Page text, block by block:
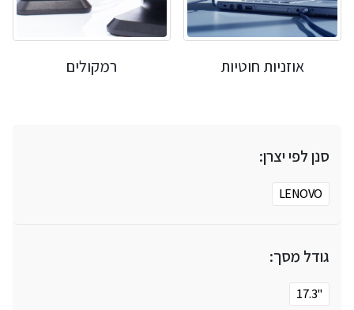
אוזניות חוטיות רמקולים
סנן לפי יצרן:
LENOVO
גודל מסך:
"17.3